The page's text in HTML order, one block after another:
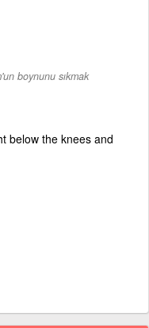
boynunu sıkmak
below the knees and